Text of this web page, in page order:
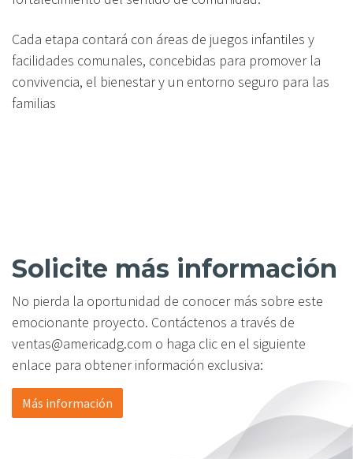
Cada etapa contará con áreas de juegos infantiles y
facilidades comunales, concebidas para promover la
convivencia, el bienestar y un entorno seguro para las
familias
Solicite más información
No pierda la oportunidad de conocer más sobre este
emocionante proyecto. Contáctenos a través de
ventas@americadg.com o haga clic en el siguiente
enlace para obtener información exclusiva:
Más información